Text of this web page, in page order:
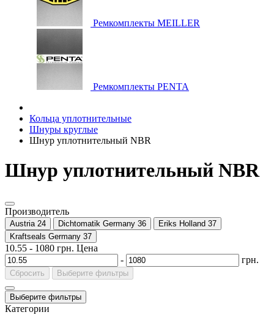
Ремкомплекты MEILLER
Ремкомплекты PENTA
Кольца уплотнительные
Шнуры круглые
Шнур уплотнительный NBR
Шнур уплотнительный NBR
Производитель
Austria 24 Dichtomatik Germany 36 Eriks Holland 37
Kraftseals Germany 37
10.55 - 1080 грн. Цена
-
грн.
Сбросить Выберите фильтры
Выберите фильтры
Категории